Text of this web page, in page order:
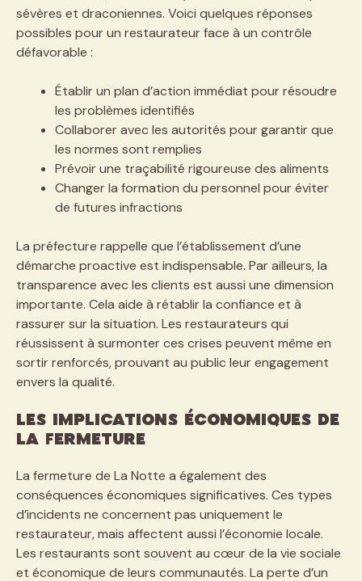
sévères et draconiennes. Voici quelques réponses
possibles pour un restaurateur face à un contrôle
défavorable :
Établir un plan d’action immédiat pour résoudre
les problèmes identifiés
Collaborer avec les autorités pour garantir que
les normes sont remplies
Prévoir une traçabilité rigoureuse des aliments
Changer la formation du personnel pour éviter
de futures infractions
La préfecture rappelle que l’établissement d’une
démarche proactive est indispensable. Par ailleurs, la
transparence avec les clients est aussi une dimension
importante. Cela aide à rétablir la confiance et à
rassurer sur la situation. Les restaurateurs qui
réussissent à surmonter ces crises peuvent même en
sortir renforcés, prouvant au public leur engagement
envers la qualité.
Les implications économiques de
la fermeture
La fermeture de La Notte a également des
conséquences économiques significatives. Ces types
d’incidents ne concernent pas uniquement le
restaurateur, mais affectent aussi l’économie locale.
Les restaurants sont souvent au cœur de la vie sociale
et économique de leurs communautés. La perte d’un